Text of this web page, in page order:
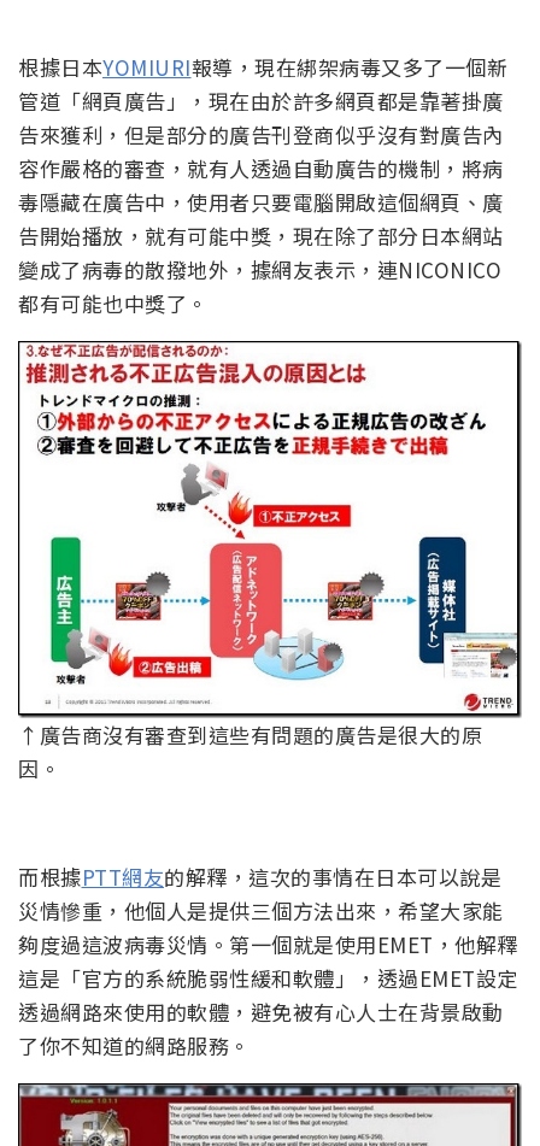
根據日本YOMIURI報導，現在綁架病毒又多了一個新
管道「網頁廣告」，現在由於許多網頁都是靠著掛廣
告來獲利，但是部分的廣告刊登商似乎沒有對廣告內
容作嚴格的審查，就有人透過自動廣告的機制，將病
毒隱藏在廣告中，使用者只要電腦開啟這個網頁、廣
告開始播放，就有可能中獎，現在除了部分日本網站
變成了病毒的散撥地外，據網友表示，連NICONICO
都有可能也中獎了。
↑廣告商沒有審查到這些有問題的廣告是很大的原
因。
而根據PTT網友的解釋，這次的事情在日本可以說是
災情慘重，他個人是提供三個方法出來，希望大家能
夠度過這波病毒災情。第一個就是使用EMET，他解釋
這是「官方的系統脆弱性緩和軟體」，透過EMET設定
透過網路來使用的軟體，避免被有心人士在背景啟動
了你不知道的網路服務。